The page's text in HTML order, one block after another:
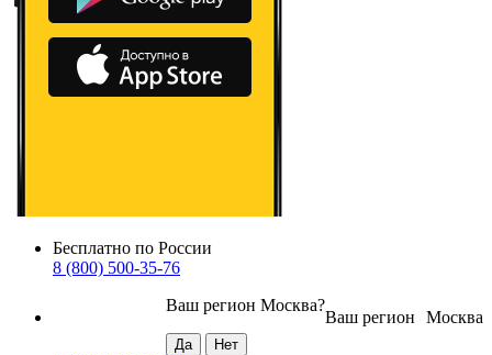
Бесплатно по России
8 (800) 500-35-76
Москва
Ваш регион
Ваш регион Москва?